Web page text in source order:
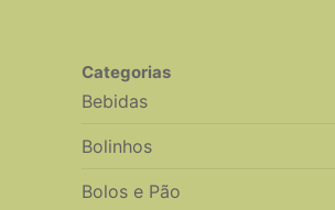
Categorias
Bebidas
Bolinhos
Bolos e Pão